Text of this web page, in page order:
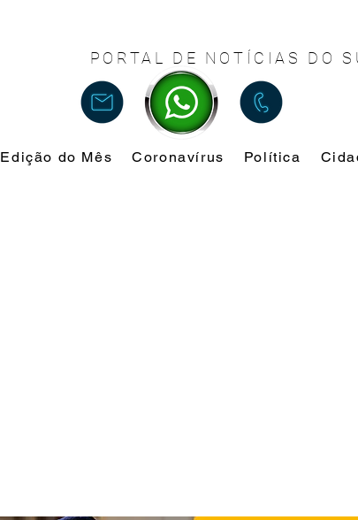
PORTAL DE NOTÍCIAS DO
Edição do Mês Coronavírus Política